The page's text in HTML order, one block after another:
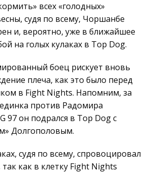
всех «голодных»
судя по всему, Чоршанбе
и, вероятно, уже в ближайшее
на голых кулаках в Top Dog.
боец рискует вновь
плеча, как это было перед
в Fight Nights. Напомним, за
против Радомира
97 он подрался в Top Dog с
Долгополовым.
судя по всему, спровоцировал
как в клетку Fight Nights